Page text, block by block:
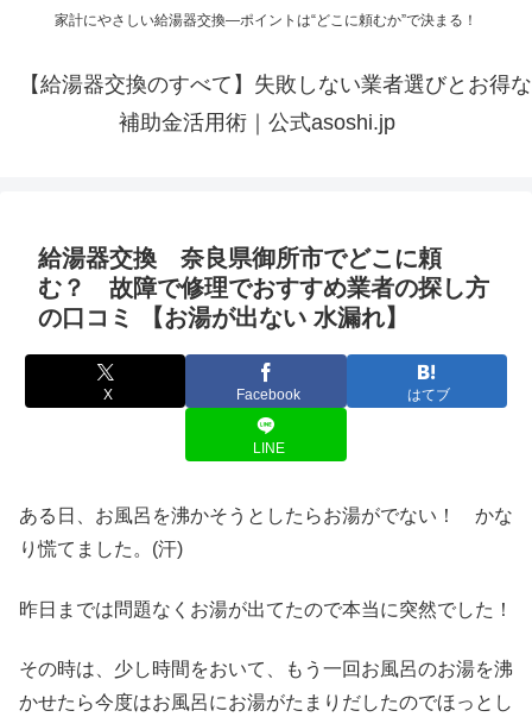
家計にやさしい給湯器交換—ポイントは“どこに頼むか”で決まる！
【給湯器交換のすべて】失敗しない業者選びとお得な
補助金活用術｜公式asoshi.jp
給湯器交換 奈良県御所市でどこに頼
む？ 故障で修理でおすすめ業者の探し方
の口コミ 【お湯が出ない 水漏れ】
X Facebook はてブ
LINE
ある日、お風呂を沸かそうとしたらお湯がでない！ かな
り慌てました。(汗)
昨日までは問題なくお湯が出てたので本当に突然でした！
その時は、少し時間をおいて、もう一回お風呂のお湯を沸
かせたら今度はお風呂にお湯がたまりだしたのでほっとし